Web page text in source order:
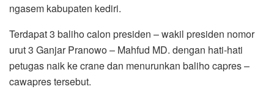
ngasem kabupaten kediri.
Terdapat 3 baliho calon presiden – wakil presiden nomor
urut 3 Ganjar Pranowo – Mahfud MD. dengan hati-hati
petugas naik ke crane dan menurunkan baliho capres –
cawapres tersebut.